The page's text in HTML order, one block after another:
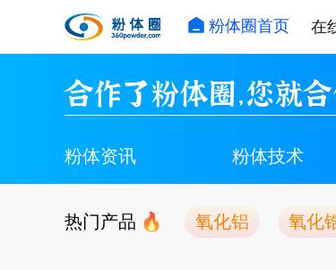
粉体圈首页 在
合作了粉体圈，您就
粉体资讯 粉体技术
热门产品 氧化铝 氧化